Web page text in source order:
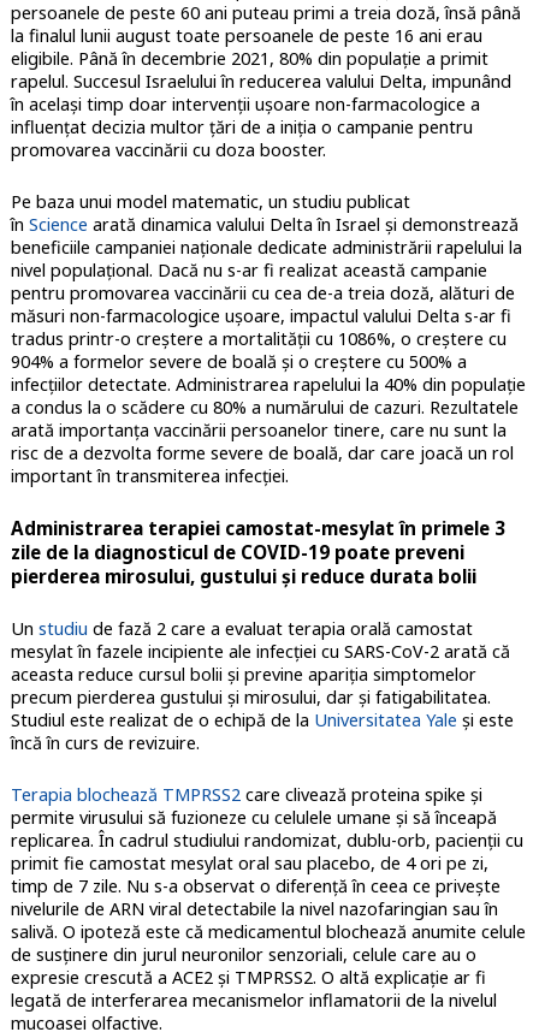
persoanele de peste 60 ani puteau primi a treia doză, însă până
la finalul lunii august toate persoanele de peste 16 ani erau
eligibile. Până în decembrie 2021, 80% din populație a primit
rapelul. Succesul Israelului în reducerea valului Delta, impunând
în același timp doar intervenții ușoare non-farmacologice a
influențat decizia multor țări de a iniția o campanie pentru
promovarea vaccinării cu doza booster.
Pe baza unui model matematic, un studiu publicat
în Science arată dinamica valului Delta în Israel și demonstrează
beneficiile campaniei naționale dedicate administrării rapelului la
nivel populațional. Dacă nu s-ar fi realizat această campanie
pentru promovarea vaccinării cu cea de-a treia doză, alături de
măsuri non-farmacologice ușoare, impactul valului Delta s-ar fi
tradus printr-o creștere a mortalității cu 1086%, o creștere cu
904% a formelor severe de boală și o creștere cu 500% a
infecțiilor detectate. Administrarea rapelului la 40% din populație
a condus la o scădere cu 80% a numărului de cazuri. Rezultatele
arată importanța vaccinării persoanelor tinere, care nu sunt la
risc de a dezvolta forme severe de boală, dar care joacă un rol
important în transmiterea infecției.
Administrarea terapiei camostat-mesylat în primele 3
zile de la diagnosticul de COVID-19 poate preveni
pierderea mirosului, gustului și reduce durata bolii
Un studiu de fază 2 care a evaluat terapia orală camostat
mesylat în fazele incipiente ale infecției cu SARS-CoV-2 arată că
aceasta reduce cursul bolii și previne apariția simptomelor
precum pierderea gustului și mirosului, dar și fatigabilitatea.
Studiul este realizat de o echipă de la Universitatea Yale și este
încă în curs de revizuire.
Terapia blochează TMPRSS2care clivează proteina spike și
permite virusului să fuzioneze cu celulele umane și să înceapă
replicarea. În cadrul studiului randomizat, dublu-orb, pacienții cu
primit fie camostat mesylat oral sau placebo, de 4 ori pe zi,
timp de 7 zile. Nu s-a observat o diferență în ceea ce privește
nivelurile de ARN viral detectabile la nivel nazofaringian sau în
salivă. O ipoteză este că medicamentul blochează anumite celule
de susținere din jurul neuronilor senzoriali, celule care au o
expresie crescută a ACE2 și TMPRSS2. O altă explicație ar fi
legată de interferarea mecanismelor inflamatorii de la nivelul
mucoasei olfactive.